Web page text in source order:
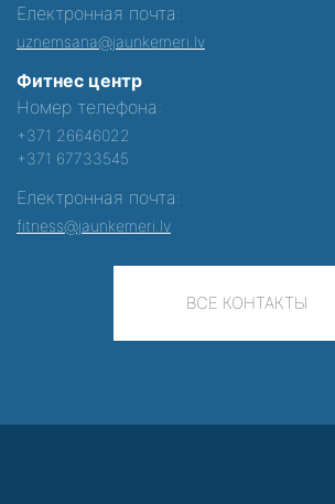
Електронная почта:
uznemsana@jaunkemeri.lv
Фитнес центр
Номер телефона:
+371 26646022
+371 67733545
Електронная почта:
fitness@jaunkemeri.lv
ВСЕ КОНТАКТЫ